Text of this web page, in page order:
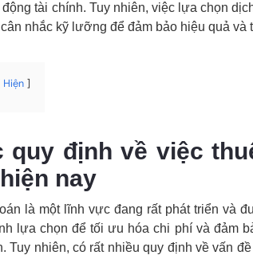
tài chính. Tuy nhiên, việc lựa chọn
nhắc kỹ lưỡng để đảm bảo hiệu quả và
Hiện
quy định về việc
nay
là một lĩnh vực đang rất phát triển và
lựa chọn để tối ưu hóa chi phí và đảm
Tuy nhiên, có rất nhiều quy định về vấn